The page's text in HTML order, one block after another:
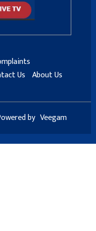
Us About Us
by Veegam